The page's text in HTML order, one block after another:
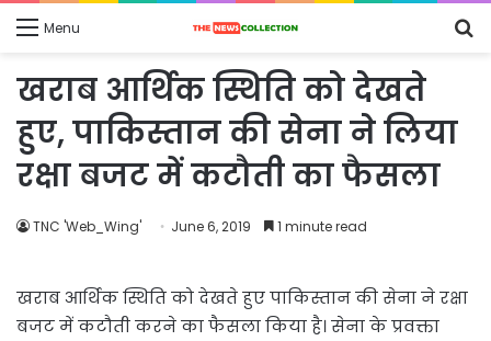
Menu
खराब आर्थिक स्थिति को देखते
हुए, पाकिस्तान की सेना ने लिया
रक्षा बजट में कटौती का फैसला
TNC 'Web_Wing' June 6, 2019 1 minute read
खराब आर्थिक स्थिति को देखते हुए पाकिस्तान की सेना ने रक्षा
बजट में कटौती करने का फैसला किया है। सेना के प्रवक्ता